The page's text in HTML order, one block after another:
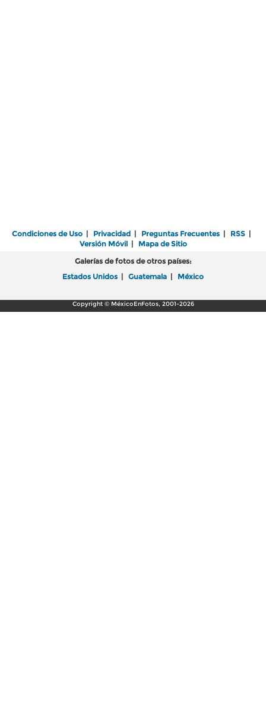
Condiciones de Uso | Privacidad | Preguntas Frecuentes | RSS |
Versión Móvil| Mapa de Sitio
Galerías de fotos de otros países:
Estados Unidos | Guatemala | México
Copyright © MéxicoEnFotos, 2001-2026